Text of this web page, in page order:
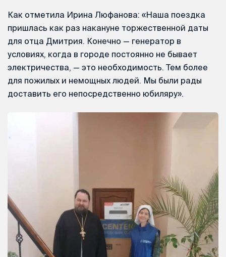
Как отметила Ирина Люфанова: «Наша поездка
пришлась как раз накануне торжественной даты
для отца Дмитрия. Конечно — генератор в
условиях, когда в городе постоянно не бывает
электричества, — это необходимость. Тем более
для пожилых и немощных людей. Мы были рады
доставить его непосредственно юбиляру».